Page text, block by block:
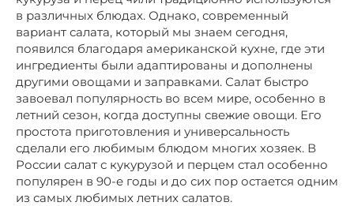
в различных блюдах. Однако, современный
вариант салата, который мы знаем сегодня,
появился благодаря американской кухне, где эти
ингредиенты были адаптированы и дополнены
другими овощами и заправками. Салат быстро
завоевал популярность во всем мире, особенно в
летний сезон, когда доступны свежие овощи. Его
простота приготовления и универсальность
сделали его любимым блюдом многих хозяек. В
России салат с кукурузой и перцем стал особенно
популярен в 90-е годы и до сих пор остается одним
из самых любимых летних салатов.